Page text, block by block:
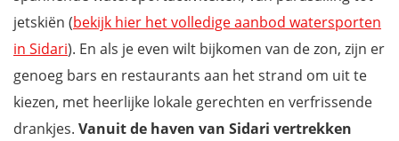
jetskiën (bekijk hier het volledige aanbod watersporten
in Sidari). En als je even wilt bijkomen van de zon, zijn er
genoeg bars en restaurants aan het strand om uit te
kiezen, met heerlijke lokale gerechten en verfrissende
drankjes. Vanuit de haven van Sidari vertrekken